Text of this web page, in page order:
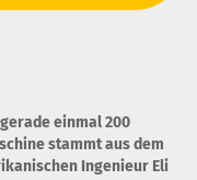
einmal 200
stammt aus dem
Ingenieur Eli